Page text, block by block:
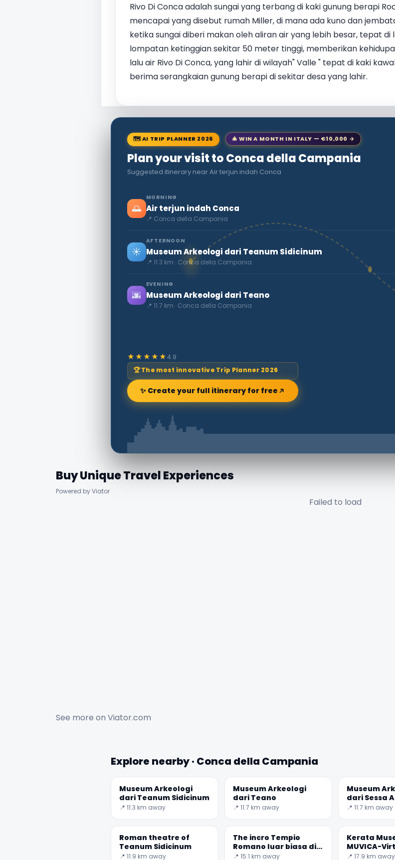
Rivo Di Conca adalah sungai yang terbang di kaki gunung berapi
mencapai yang disebut rumah Miller, di mana ada kuno dan
ketika sungai diberi makan oleh aliran air yang lebih besar, tepat di
lompatan ketinggian sekitar 50 meter tinggi, memberikan
lalu air Rivo Di Conca, yang lahir di wilayah" Valle " tepat di kaki
berima serangkaian gunung berapi di sekitar desa yang lahir.
🗺 AI TRIP PLANNER 2026 🎄 WIN A MONTH IN ITALY — €10,000 →
Plan your visit to Conca della Campania
Suggested itinerary near Air terjun indah Conca
🌅
MORNING
Air terjun indah Conca
📍 Conca della Campania
☀️
AFTERNOON
Museum Arkeologi dari Teanum Sidicinum
📍 11.3 km · Conca della Campania
🌆
EVENING
Museum Arkeologi dari Teano
📍 11.7 km · Conca della Campania
★★★★★4.9
🏆 The most innovative Trip Planner 2026
✨ Create your full itinerary for free
Buy Unique Travel Experiences
Powered by Viator
Failed to load
See more on Viator.com
Explore nearby · Conca della Campania
Museum Arkeologi
dari Teanum Sidicinum
📍 11.3 km away
Museum Arkeologi
dari Teano
📍 11.7 km away
Museum
dari Sessa
📍 11.7 km away
Roman theatre of
Teanum Sidicinum
📍 11.9 km away
The incro Tempio
Romano luar biasa di
Pietravairano
📍 15.1 km away
Kerata
MUVICA-
📍 17.9 km away
🏆🏆 #1 Trip Planner 2026
Rated best travel app worldwide
★★★★★
Keep Exploring the World
1,000,000+ places in your pocket. Free.